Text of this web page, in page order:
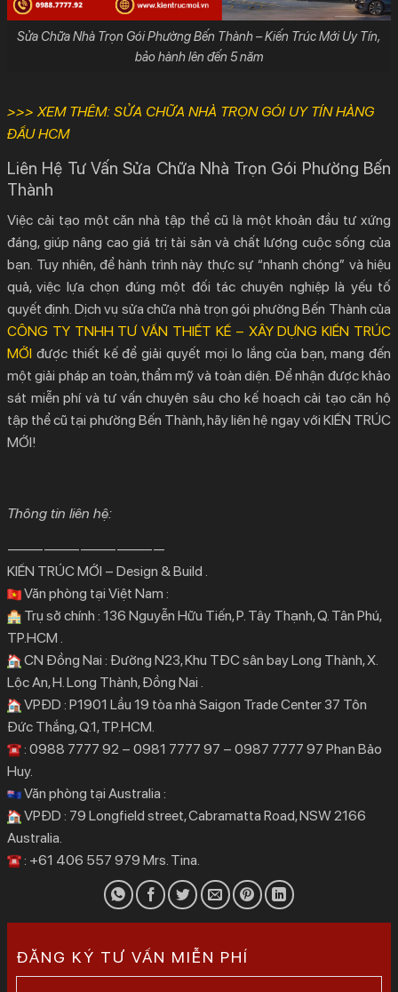
Sửa Chữa Nhà Trọn Gói Phường Bến Thành – Kiến Trúc Mới Uy Tín,
bảo hành lên đến 5 năm
>>> XEM THÊM: SỬA CHỮA NHÀ TRỌN GÓI UY TÍN HÀNG
ĐẦU HCM
Liên Hệ Tư Vấn Sửa Chữa Nhà Trọn Gói Phường Bến
Thành
Việc cải tạo một căn nhà tập thể cũ là một khoản đầu tư xứng
đáng, giúp nâng cao giá trị tài sản và chất lượng cuộc sống của
bạn. Tuy nhiên, để hành trình này thực sự “nhanh chóng” và hiệu
quả, việc lựa chọn đúng một đối tác chuyên nghiệp là yếu tố
quyết định. Dịch vụ sửa chữa nhà trọn gói phường Bến Thành của
CÔNG TY TNHH TƯ VẤN THIẾT KẾ – XÂY DỰNG KIẾN TRÚC
MỚI được thiết kế để giải quyết mọi lo lắng của bạn, mang đến
một giải pháp an toàn, thẩm mỹ và toàn diện. Để nhận được khảo
sát miễn phí và tư vấn chuyên sâu cho kế hoạch cải tạo căn hộ
tập thể cũ tại phường Bến Thành, hãy liên hệ ngay với KIẾN TRÚC
MỚI!
Thông tin liên hệ:
—————————————
KIẾN TRÚC MỚI – Design & Build .
Văn phòng tại Việt Nam :
Trụ sở chính : 136 Nguyễn Hữu Tiến, P. Tây Thạnh, Q. Tân Phú,
TP.HCM .
CN Đồng Nai : Đường N23, Khu TĐC sân bay Long Thành, X.
Lộc An, H. Long Thành, Đồng Nai .
VPĐD : P1901 Lầu 19 tòa nhà Saigon Trade Center 37 Tôn
Đức Thắng, Q.1, TP.HCM.
: 0988 7777 92 – 0981 7777 97 – 0987 7777 97 Phan Bảo
Huy.
Văn phòng tại Australia :
VPĐD : 79 Longfield street, Cabramatta Road, NSW 2166
Australia.
: +61 406 557 979 Mrs. Tina.
ĐĂNG KÝ TƯ VẤN MIỄN PHÍ